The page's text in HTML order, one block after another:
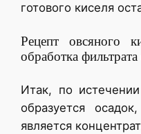
готового киселя
Рецепт овсяного
обработка
Итак, по
образуется
является